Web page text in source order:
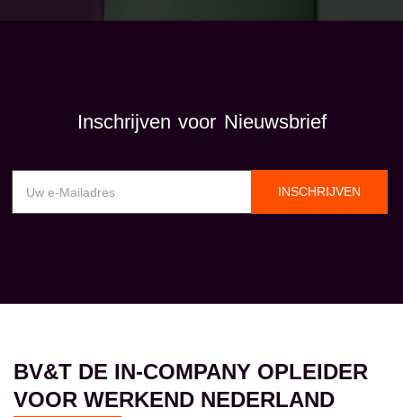
Inschrijven voor Nieuwsbrief
INSCHRIJVEN
BV&T DE IN-COMPANY OPLEIDER
VOOR WERKEND NEDERLAND